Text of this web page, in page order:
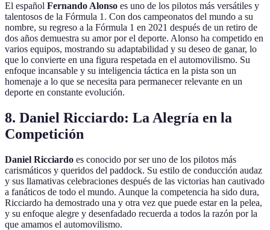
El español Fernando Alonso es uno de los pilotos más versátiles y
talentosos de la Fórmula 1. Con dos campeonatos del mundo a su
nombre, su regreso a la Fórmula 1 en 2021 después de un retiro de
dos años demuestra su amor por el deporte. Alonso ha competido en
varios equipos, mostrando su adaptabilidad y su deseo de ganar, lo
que lo convierte en una figura respetada en el automovilismo. Su
enfoque incansable y su inteligencia táctica en la pista son un
homenaje a lo que se necesita para permanecer relevante en un
deporte en constante evolución.
8. Daniel Ricciardo: La Alegría en la
Competición
Daniel Ricciardo es conocido por ser uno de los pilotos más
carismáticos y queridos del paddock. Su estilo de conducción audaz
y sus llamativas celebraciones después de las victorias han cautivado
a fanáticos de todo el mundo. Aunque la competencia ha sido dura,
Ricciardo ha demostrado una y otra vez que puede estar en la pelea,
y su enfoque alegre y desenfadado recuerda a todos la razón por la
que amamos el automovilismo.